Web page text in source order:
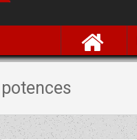
potences